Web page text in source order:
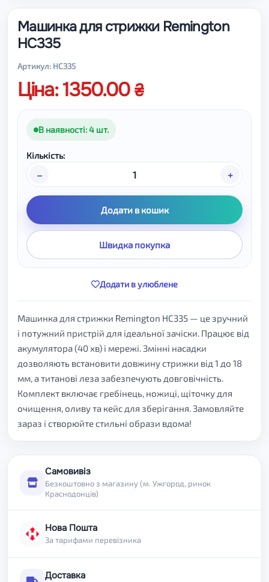
Машинка для стрижки Remington
HC335
Артикул: HC335
Ціна: 1350.00
В наявності: 4 шт.
Кількість:
– +
Додати в кошик
Швидка покупка
Додати в улюблене
Машинка для стрижки Remington HC335 — це зручний
і потужний пристрій для ідеальної зачіски. Працює від
акумулятора (40 хв) і мережі. Змінні насадки
дозволяють встановити довжину стрижки від 1 до 18
мм, а титанові леза забезпечують довговічність.
Комплект включає гребінець, ножиці, щіточку для
очищення, оливу та кейс для зберігання. Замовляйте
зараз і створюйте стильні образи вдома!
Самовивіз
Безкоштовно з магазину (м. Ужгород, ринок
Краснодонців)
Нова Пошта
За тарифами перевізника
Доставка